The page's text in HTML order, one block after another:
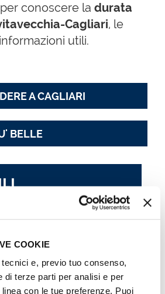
COOKIE
e, previo tuo consenso,
di terze parti per analisi e per
con le tue preferenze. Puoi
conoscere la durata
Cagliari, le
utili.
A CAGLIARI
BELLE
essere acquistati anche presso
IL PORTO DI